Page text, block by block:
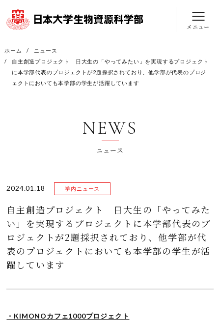
メニュー
ホーム
ニュース
自主創造プロジェクト 日大生の「やってみたい」を実現するプロジェクト
に本学部代表のプロジェクトが2題採択されており、他学部が代表のプロジ
ェクトにおいても本学部の学生が活躍しています
NEWS
ニュース
2024.01.18 学内ニュース
自主創造プロジェクト 日大生の「やってみた
い」を実現するプロジェクトに本学部代表のプ
ロジェクトが2題採択されており、他学部が代
表のプロジェクトにおいても本学部の学生が活
躍しています
・KIMONOカフェ1000プロジェクト